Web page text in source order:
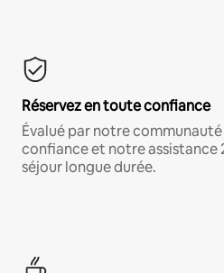
Réservez en toute confiance
Évalué par notre
confiance et notre
séjour longue durée.